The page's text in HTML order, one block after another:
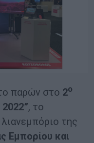
παρών στο 2ο
, το
της
Εμπορίου και